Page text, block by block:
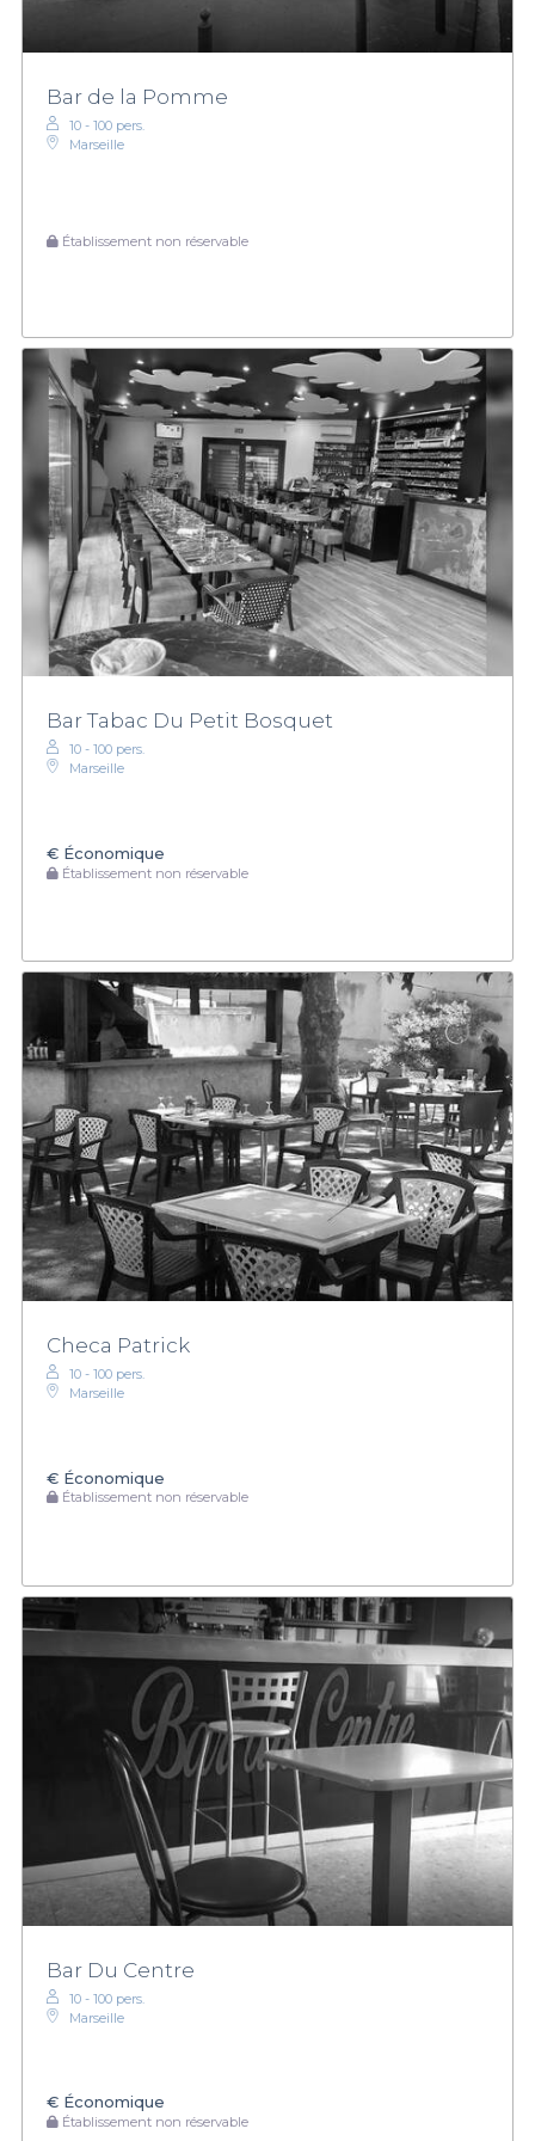
Bar de la Pomme
10 - 100 pers.
Marseille
Établissement non réservable
Bar Tabac Du Petit Bosquet
10 - 100 pers.
Marseille
€ Économique
Établissement non réservable
Checa Patrick
10 - 100 pers.
Marseille
€ Économique
Établissement non réservable
Bar Du Centre
10 - 100 pers.
Marseille
€ Économique
Établissement non réservable